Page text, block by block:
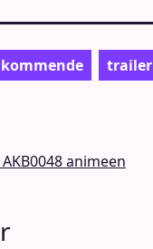
kommende trailer
animeen